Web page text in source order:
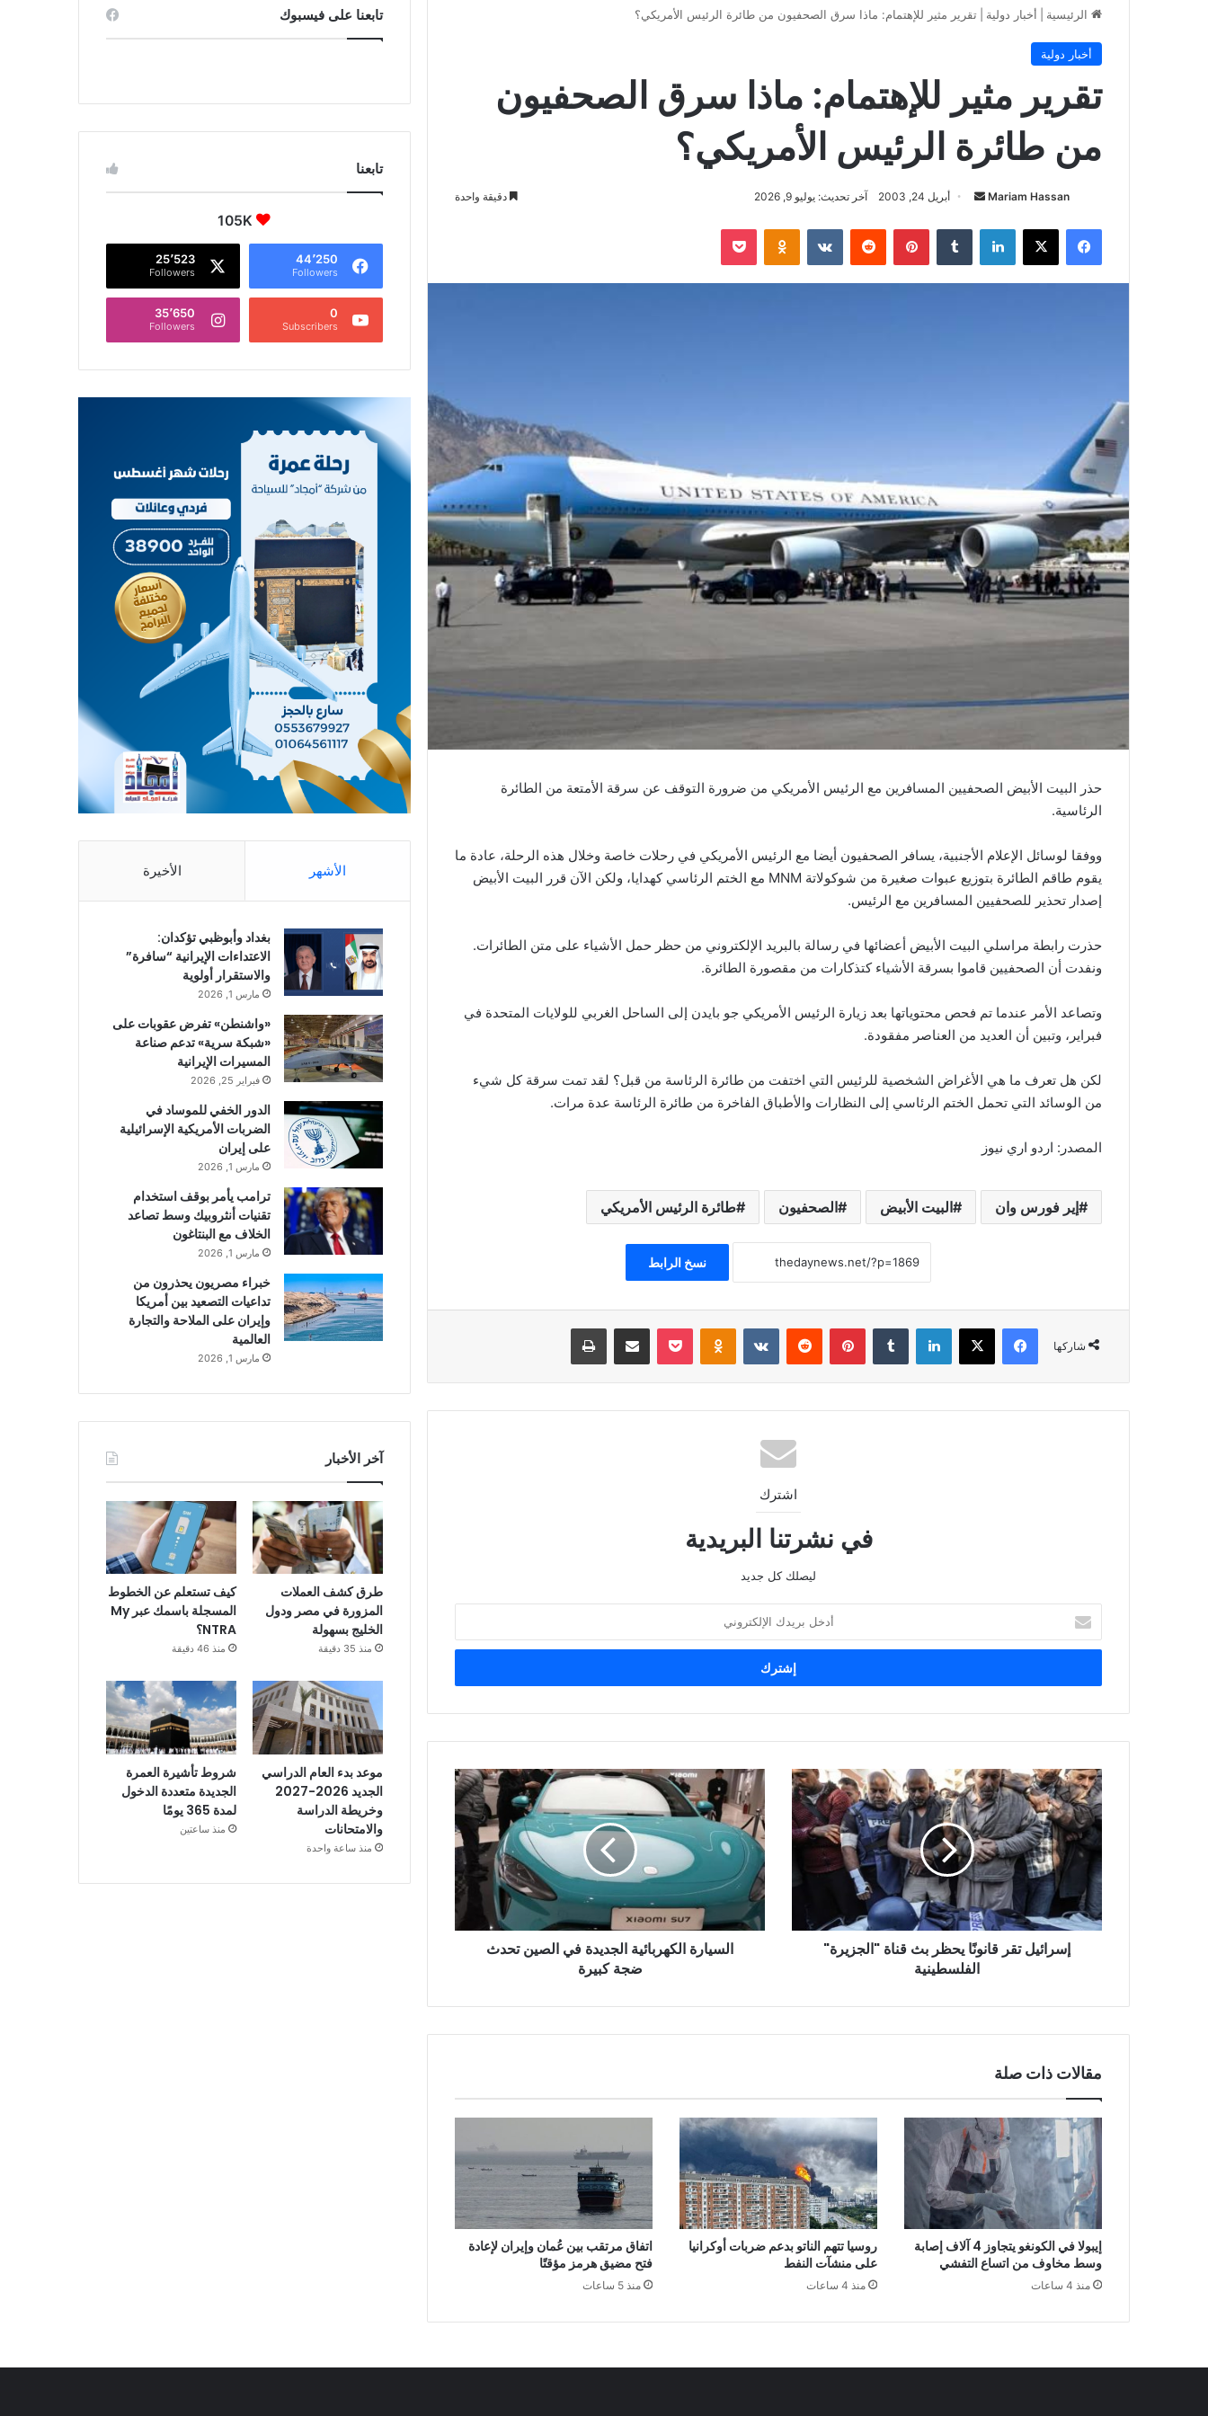
الرئيسية أخبار دولية تقرير مثير للإهتمام: ماذا سرق الصحفيون من طائرة الرئيس الأمريكي؟
أخبار دولية
تقرير مثير للإهتمام: ماذا سرق الصحفيون
من طائرة الرئيس الأمريكي؟
Mariam Hassan
أرسل
إلكترونيا
أبريل 24, 2003 آخر تحديث: يوليو 9, 2026 دقيقة واحدة
فيسبوك ‫X لينكدإن بينتيريست Odnoklassniki
‫Pocket
حذر البيت الأبيض الصحفيين المسافرين مع الرئيس الأمريكي من ضرورة التوقف عن سرقة الأمتعة من الطائرة
الرئاسية.
ووفقا لوسائل الإعلام الأجنبية، يسافر الصحفيون أيضا مع الرئيس الأمريكي في رحلات خاصة وخلال هذه الرحلة، عادة ما
يقوم طاقم الطائرة بتوزيع عبوات صغيرة من شوكولاتة MNM مع الختم الرئاسي كهدايا، ولكن الآن قرر البيت الأبيض
إصدار تحذير للصحفيين المسافرين مع الرئيس.
حذرت رابطة مراسلي البيت الأبيض أعضائها في رسالة بالبريد الإلكتروني من حظر حمل الأشياء على متن الطائرات.
ونفدت أن الصحفيين قاموا بسرقة الأشياء كتذكارات من مقصورة الطائرة.
وتصاعد الأمر عندما تم فحص محتوياتها بعد زيارة الرئيس الأمريكي جو بايدن إلى الساحل الغربي للولايات المتحدة في
فبراير، وتبين أن العديد من العناصر مفقودة.
لكن هل تعرف ما هي الأغراض الشخصية للرئيس التي اختفت من طائرة الرئاسة من قبل؟ لقد تمت سرقة كل شيء
من الوسائد التي تحمل الختم الرئاسي إلى النظارات والأطباق الفاخرة من طائرة الرئاسة عدة مرات.
المصدر: اردو اري نيوز
إير فورس وان البيت الأبيض الصحفيون طائرة الرئيس الأمريكي
نسخ الرابط
شاركها
فيسبوك ‫X لينكدإن بينتيريست Odnoklassniki
‫Pocket مشاركة عبر البريد طباعة
اشترك
في نشرتنا البريدية
ليصلك كل جديد
بريدك
الإلكتروني
إسرائيل
تقر
قانونًا
يحظر
قناة
"الجزيرة"
الفلسطينية
إسرائيل تقر قانونًا يحظر بث قناة "الجزيرة"
الفلسطينية
السيارة
الكهربائية
الجديدة
في
الصين
تحدث
ضجة
كبيرة
السيارة الكهربائية الجديدة في الصين تحدث
ضجة كبيرة
مقالات ذات صلة
إيبولا في الكونغو يتجاوز 4 آلاف إصابة
وسط مخاوف من اتساع التفشي
منذ 4 ساعات
روسيا تتهم الناتو بدعم ضربات أوكرانيا
على منشآت النفط
منذ 4 ساعات
اتفاق مرتقب بين عُمان وإيران لإعادة
فتح مضيق هرمز مؤقتًا
منذ 5 ساعات
تابعنا على فيسبوك
تابعنا
105K
44٬250
Followers
25٬523
Followers
0
Subscribers
35٬650
Followers
الأشهر الأخيرة
بغداد وأبوظبي تؤكدان:
الاعتداءات الإيرانية “سافرة”
والاستقرار أولوية
مارس 1, 2026
«واشنطن» تفرض عقوبات على
«شبكة سرية» تدعم صناعة
المسيرات الإيرانية
فبراير 25, 2026
الدور الخفي للموساد في
الضربات الأمريكية الإسرائيلية
على إيران
مارس 1, 2026
ترامب يأمر بوقف استخدام
تقنيات أنثروبيك وسط تصاعد
الخلاف مع البنتاغون
مارس 1, 2026
خبراء مصريون يحذرون من
تداعيات التصعيد بين أمريكا
وإيران على الملاحة والتجارة
العالمية
مارس 1, 2026
آخر الأخبار
طرق كشف العملات
المزورة في مصر ودول
الخليج بسهولة
منذ 35 دقيقة
كيف تستعلم عن الخطوط
المسجلة باسمك عبر My
NTRA؟
منذ 46 دقيقة
موعد بدء العام الدراسي
الجديد 2026-2027
وخريطة الدراسة
والامتحانات
منذ ساعة واحدة
شروط تأشيرة العمرة
الجديدة متعددة الدخول
لمدة 365 يومًا
منذ ساعتين